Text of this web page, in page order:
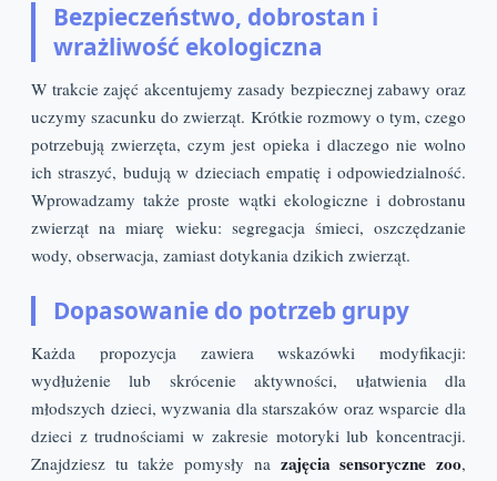
Bezpieczeństwo, dobrostan i
wrażliwość ekologiczna
W trakcie zajęć akcentujemy zasady bezpiecznej zabawy oraz
uczymy szacunku do zwierząt. Krótkie rozmowy o tym, czego
potrzebują zwierzęta, czym jest opieka i dlaczego nie wolno
ich straszyć, budują w dzieciach empatię i odpowiedzialność.
Wprowadzamy także proste wątki ekologiczne i dobrostanu
zwierząt na miarę wieku: segregacja śmieci, oszczędzanie
wody, obserwacja, zamiast dotykania dzikich zwierząt.
Dopasowanie do potrzeb grupy
Każda propozycja zawiera wskazówki modyfikacji:
wydłużenie lub skrócenie aktywności, ułatwienia dla
młodszych dzieci, wyzwania dla starszaków oraz wsparcie dla
dzieci z trudnościami w zakresie motoryki lub koncentracji.
Znajdziesz tu także pomysły na zajęcia sensoryczne zoo,